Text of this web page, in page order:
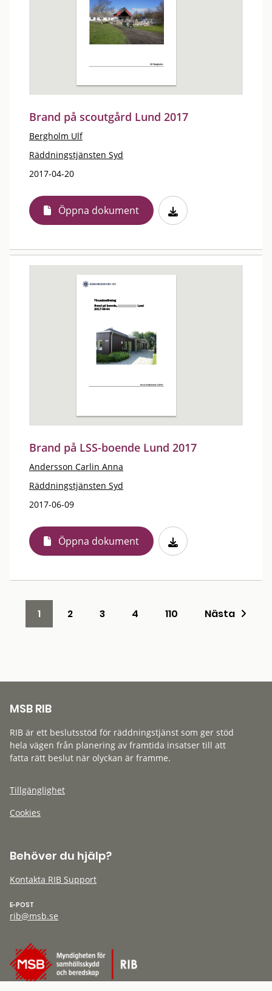
Brand på scoutgård Lund 2017
Bergholm Ulf
Räddningstjänsten Syd
2017-04-20
Öppna dokument
Brand på LSS-boende Lund 2017
Andersson Carlin Anna
Räddningstjänsten Syd
2017-06-09
Öppna dokument
1 2 3 4 110 Nästa
MSB RIB
RIB är ett beslutsstöd för räddningstjänst som ger stöd
hela vägen från planering av framtida insatser till att
fatta rätt beslut när olyckan är framme.
Tillgänglighet
Cookies
Behöver du hjälp?
Kontakta RIB Support
E-POST
rib@msb.se